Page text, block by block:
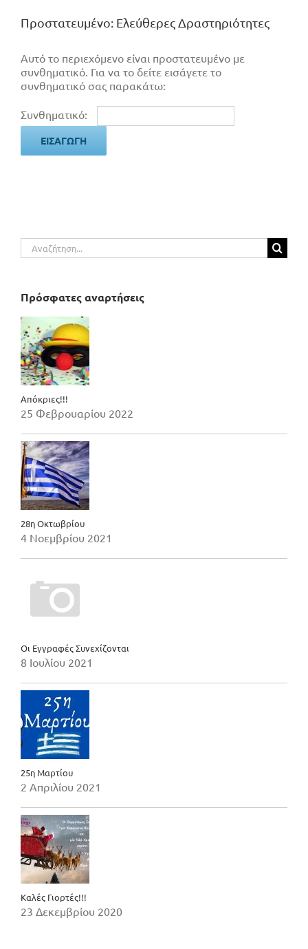
Πρoστατευμένο: Ελεύθερες Δραστηριότητες
Αυτό το περιεχόμενο είναι προστατευμένο με
συνθηματικό. Για να το δείτε εισάγετε το
συνθηματικό σας παρακάτω:
Συνθηματικό:
Αναζήτηση
για:
Πρόσφατες αναρτήσεις
Απόκριες!!!
25 Φεβρουαρίου 2022
28η Οκτωβρίου
4 Νοεμβρίου 2021
Οι Εγγραφές Συνεχίζονται
8 Ιουλίου 2021
25η Μαρτίου
2 Απριλίου 2021
Καλές Γιορτές!!!
23 Δεκεμβρίου 2020